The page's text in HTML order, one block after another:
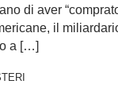
di aver
il
a […]